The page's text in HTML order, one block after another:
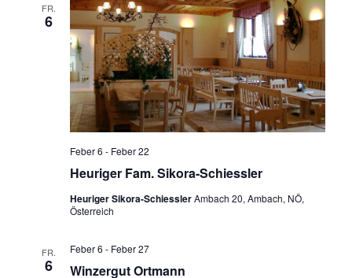
FR.
6
Heuriger Fam. Sikora-Schiessler
Feber 6 - Feber 22
Heuriger Sikora-SchiesslerAmbach 20, Ambach, NÖ,
Österreich
FR.
6 Winzergut Ortmann
Feber 6 - Feber 27